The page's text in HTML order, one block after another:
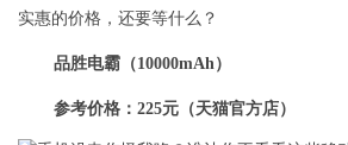
实惠的价格，还要等什么？
品胜电霸（10000mAh）
参考价格：225元（天猫官方店）